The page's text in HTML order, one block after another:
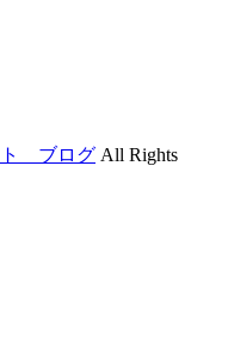
ト ブログ All Rights